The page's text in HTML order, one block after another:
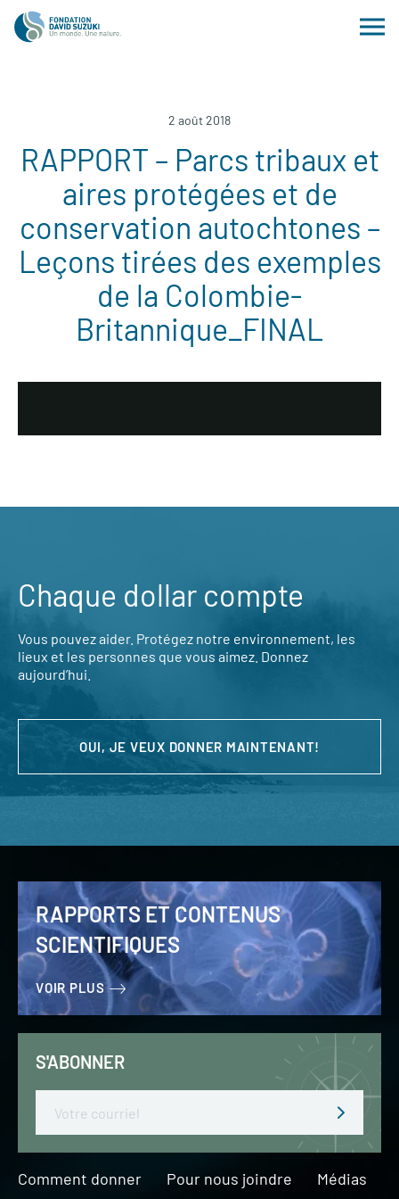
2 août 2018
RAPPORT – Parcs tribaux et
aires protégées et de
conservation autochtones –
Leçons tirées des exemples
de la Colombie-
Britannique_FINAL
Chaque dollar compte
Vous pouvez aider. Protégez notre environnement, les
lieux et les personnes que vous aimez. Donnez
aujourd’hui.
OUI, JE VEUX DONNER MAINTENANT!
RAPPORTS ET CONTENUS
SCIENTIFIQUES
VOIR PLUS
S'ABONNER
Comment donner Pour nous joindre
Médias